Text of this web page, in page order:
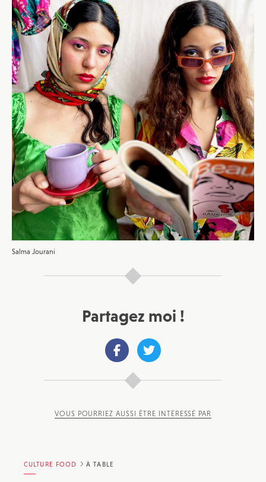
Salma Jourani
Partagez moi !
VOUS POURRIEZ AUSSI ÊTRE INTÉRESSÉ PAR
CULTURE FOOD À TABLE
JE M'INSCRIS À LA NEWSLETTER
d’info avec une sélection d’articles …